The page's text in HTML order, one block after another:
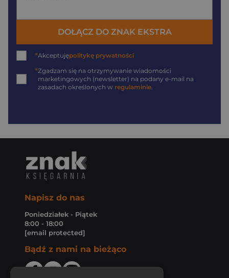
DOŁĄCZ DO ZNAK EKSTRA
*Akceptujępolitykę prywatności
*Zgadzam się na otrzymywanie wiadomości
marketingowych (newsletter) na podany e-mail na
zasadach określonych w regulaminie.
Napisz do nas
Poniedziałek - Piątek
8:00 - 18:00
[email protected]
Bądź z nami na bieżąco